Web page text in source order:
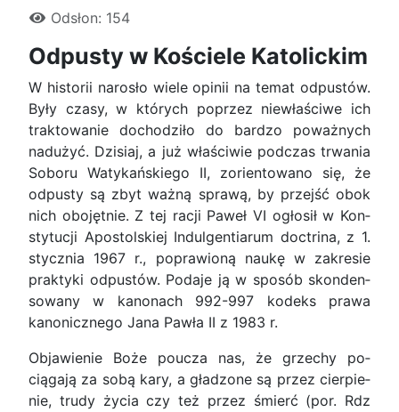
Odsłon: 154
Odpusty w Kościele Kato­lickim
W historii narosło wiele opinii na temat odpu­stów.
Były czasy, w których poprzez niewłaściwe ich
traktowanie dochodziło do bardzo poważnych
nadużyć. Dzisiaj, a już właściwie podczas trwania
Soboru Watykańskiego II, zorientowano się, że
odpusty są zbyt ważną sprawą, by przejść obok
nich obojętnie. Z tej racji Paweł VI ogłosił w Kon­
stytucji Apostolskiej Indulgentiarum doctrina, z 1.
stycznia 1967 r., poprawioną naukę w zakresie
praktyki odpustów. Podaje ją w sposób skonden­
sowany w kanonach 992-997 kodeks prawa
kano­nicznego Jana Pawła II z 1983 r.
Objawienie Boże poucza nas, że grzechy po­
ciągają za sobą kary, a gładzone są przez cierpie­
nie, trudy życia czy też przez śmierć (por. Rdz